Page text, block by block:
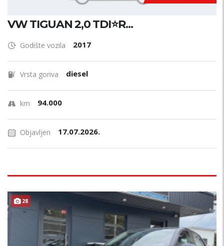
VW TIGUAN 2,0 TDI⭐R...
Godište vozila 2017
Vrsta goriva diesel
km 94.000
Objavljen 17.07.2026.
28